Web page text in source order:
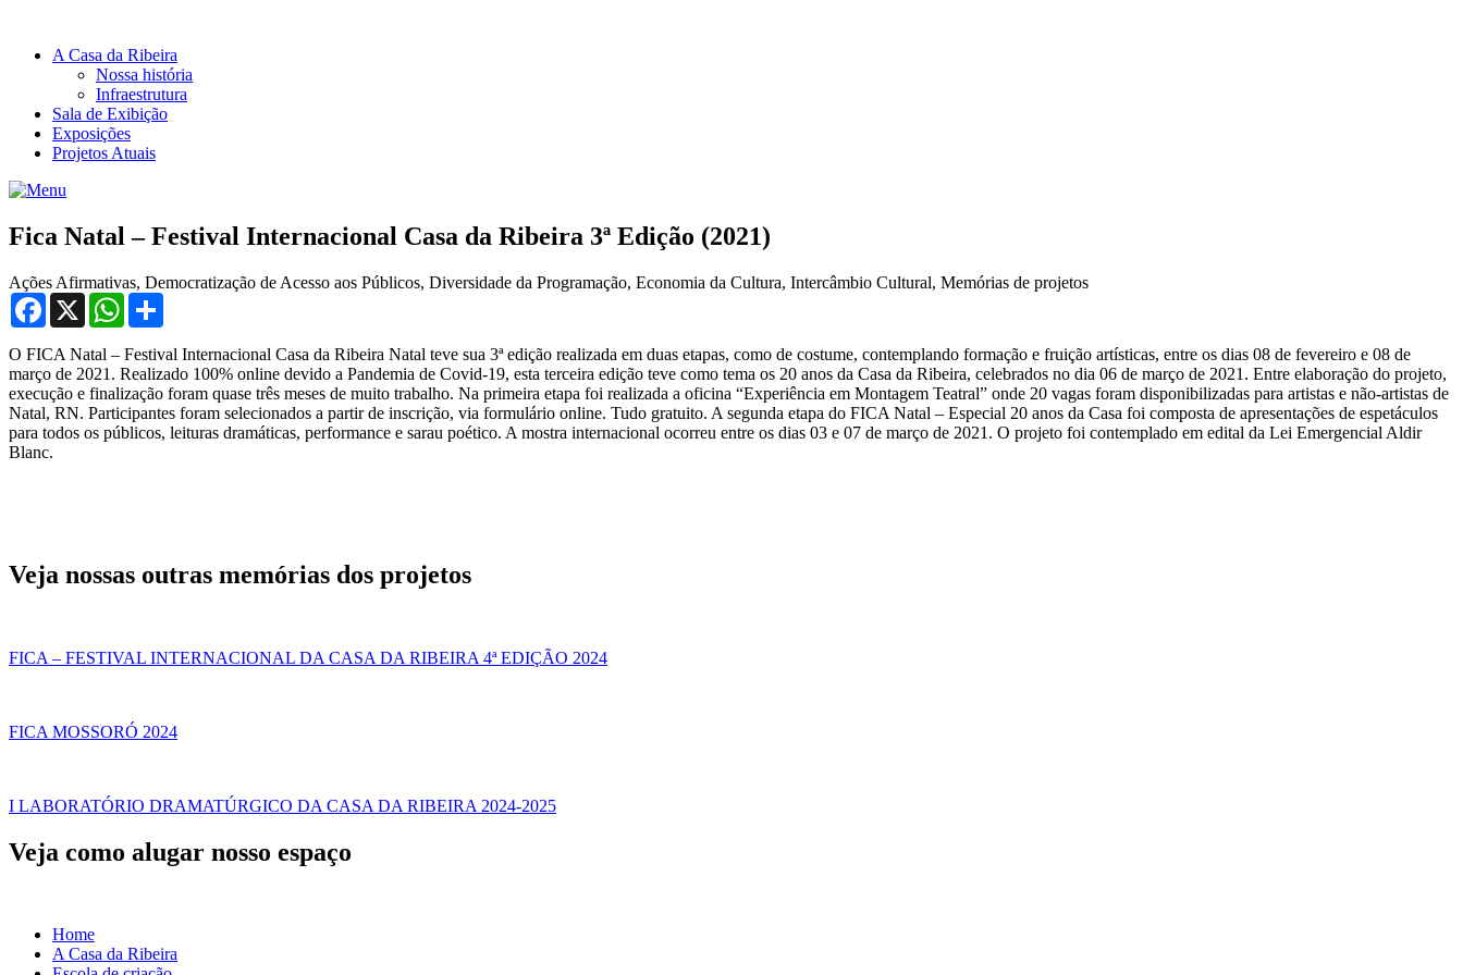
A Casa da Ribeira
Nossa história
Infraestrutura
Sala de Exibição
Exposições
Projetos Atuais
Fica Natal – Festival Internacional Casa da Ribeira 3ª Edição (2021)
Ações Afirmativas, Democratização de Acesso aos Públicos, Diversidade da Programação, Economia da Cultura, Intercâmbio Cultural, Memórias de projetos
Facebook
X WhatsApp
O FICA Natal – Festival Internacional Casa da Ribeira Natal teve sua 3ª edição realizada em duas etapas, como de costume, contemplando formação e fruição artísticas, entre os dias 08 de fevereiro e 08 de
março de 2021. Realizado 100% online devido a Pandemia de Covid-19, esta terceira edição teve como tema os 20 anos da Casa da Ribeira, celebrados no dia 06 de março de 2021. Entre elaboração do projeto,
execução e finalização foram quase três meses de muito trabalho. Na primeira etapa foi realizada a oficina “Experiência em Montagem Teatral” onde 20 vagas foram disponibilizadas para artistas e não-artistas de
Natal, RN. Participantes foram selecionados a partir de inscrição, via formulário online. Tudo gratuito. A segunda etapa do FICA Natal – Especial 20 anos da Casa foi composta de apresentações de espetáculos
para todos os públicos, leituras dramáticas, performance e sarau poético. A mostra internacional ocorreu entre os dias 03 e 07 de março de 2021. O projeto foi contemplado em edital da Lei Emergencial Aldir
Blanc.
Veja nossas outras memórias dos projetos
FICA – FESTIVAL INTERNACIONAL DA CASA DA RIBEIRA 4ª EDIÇÃO 2024
FICA MOSSORÓ 2024
I LABORATÓRIO DRAMATÚRGICO DA CASA DA RIBEIRA 2024-2025
Veja como alugar nosso espaço
Home
A Casa da Ribeira